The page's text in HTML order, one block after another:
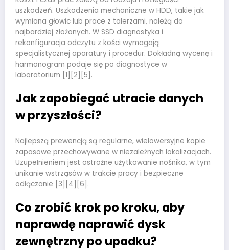
uszkodzeń. Uszkodzenia mechaniczne w HDD, takie jak
wymiana głowic lub prace z talerzami, należą do
najbardziej złożonych. W SSD diagnostyka i
rekonfiguracja odczytu z kości wymagają
specjalistycznej aparatury i procedur. Dokładną wycenę i
harmonogram podaje się po diagnostyce w
laboratorium [1][2][5].
Jak zapobiegać utracie danych
w przyszłości?
Najlepszą prewencją są regularne, wielowersyjne kopie
zapasowe przechowywane w niezależnych lokalizacjach.
Uzupełnieniem jest ostrożne użytkowanie nośnika, w tym
unikanie wstrząsów w trakcie pracy i bezpieczne
odłączanie [3][4][6].
Co zrobić krok po kroku, aby
naprawdę naprawić dysk
zewnętrzny po upadku?